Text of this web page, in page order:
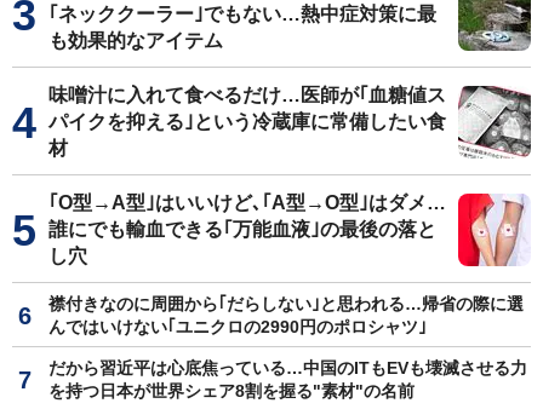
｢ネッククーラー｣でもない…熱中症対策に最
も効果的なアイテム
味噌汁に入れて食べるだけ…医師が｢血糖値ス
パイクを抑える｣という冷蔵庫に常備したい食
材
｢O型→A型｣はいいけど､｢A型→O型｣はダメ…
誰にでも輸血できる｢万能血液｣の最後の落と
し穴
襟付きなのに周囲から｢だらしない｣と思われる…帰省の際に選
んではいけない｢ユニクロの2990円のポロシャツ｣
だから習近平は心底焦っている…中国のITもEVも壊滅させる力
を持つ日本が世界シェア8割を握る"素材"の名前